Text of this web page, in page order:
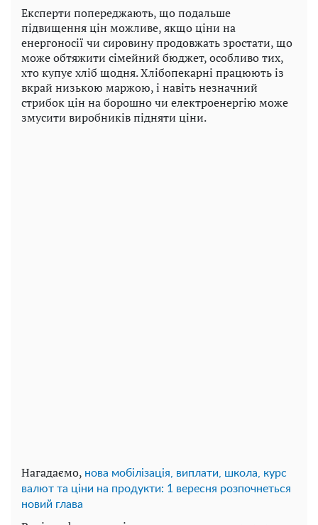
Експерти попереджають, що подальше
підвищення цін можливе, якщо ціни на
енергоносії чи сировину продовжать зростати, що
може обтяжити сімейний бюджет, особливо тих,
хто купує хліб щодня. Хлібопекарні працюють із
вкрай низькою маржою, і навіть незначний
стрибок цін на борошно чи електроенергію може
змусити виробників підняти ціни.
Нагадаємо, нова мобілізація, виплати, школа, курс
валют та ціни на продукти: 1 вересня розпочнеться
новий глава